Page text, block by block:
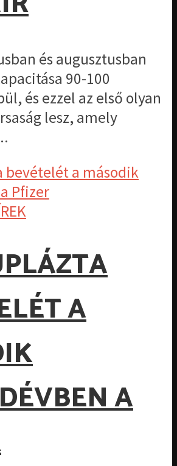
és augusztusban
90-100
és ezzel az első olyan
lesz, amely
A
A